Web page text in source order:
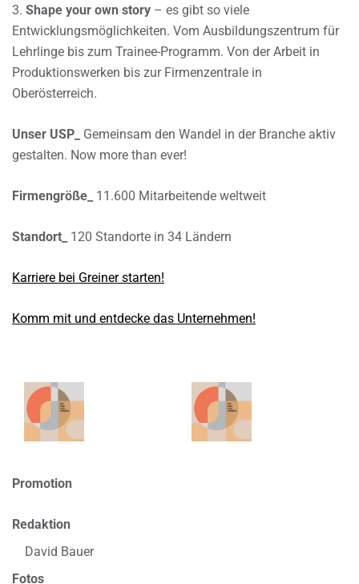
3. Shape your own story – es gibt so viele
Entwicklungsmöglichkeiten. Vom Ausbildungszentrum für
Lehrlinge bis zum Trainee-Programm. Von der Arbeit in
Produktionswerken bis zur Firmenzentrale in
Oberösterreich.
Unser USP_
Gemeinsam den Wandel in der Branche aktiv
gestalten. Now more than ever!
Firmengröße_ 11.600 Mitarbeitende weltweit
Standort_ 120 Standorte in 34 Ländern
Karriere bei Greiner starten!
Komm mit und entdecke das Unternehmen!
Promotion
Redaktion
David Bauer
Fotos